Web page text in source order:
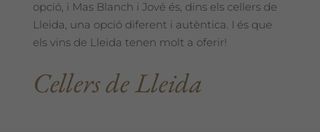
opció, i Mas Blanch i Jové és, dins els cellers de
Lleida, una opció diferent i autèntica. I és que
els vins de Lleida tenen molt a oferir!
Cellers de Lleida